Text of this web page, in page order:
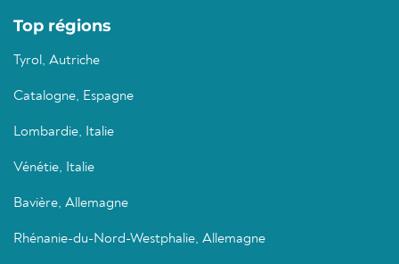
Top régions
Tyrol, Autriche
Catalogne, Espagne
Lombardie, Italie
Vénétie, Italie
Bavière, Allemagne
Rhénanie-du-Nord-Westphalie, Allemagne